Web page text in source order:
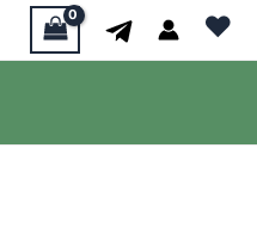
♥